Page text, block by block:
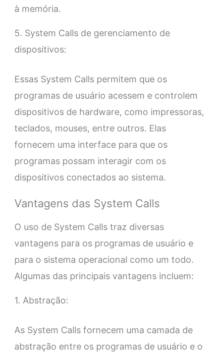
à memória.
5. System Calls de gerenciamento de
dispositivos:
Essas System Calls permitem que os
programas de usuário acessem e controlem
dispositivos de hardware, como impressoras,
teclados, mouses, entre outros. Elas
fornecem uma interface para que os
programas possam interagir com os
dispositivos conectados ao sistema.
Vantagens das System Calls
O uso de System Calls traz diversas
vantagens para os programas de usuário e
para o sistema operacional como um todo.
Algumas das principais vantagens incluem:
1. Abstração:
As System Calls fornecem uma camada de
abstração entre os programas de usuário e o